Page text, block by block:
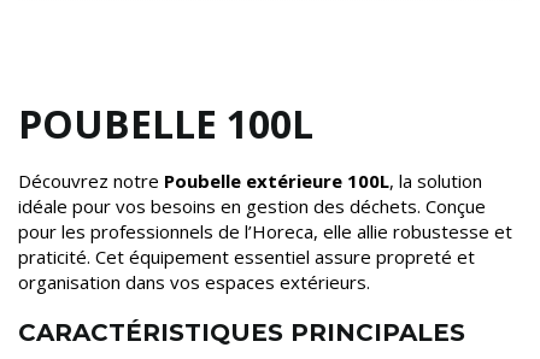
POUBELLE 100L
Découvrez notre Poubelle extérieure 100L, la solution
idéale pour vos besoins en gestion des déchets. Conçue
pour les professionnels de l’Horeca, elle allie robustesse et
praticité. Cet équipement essentiel assure propreté et
organisation dans vos espaces extérieurs.
CARACTÉRISTIQUES PRINCIPALES